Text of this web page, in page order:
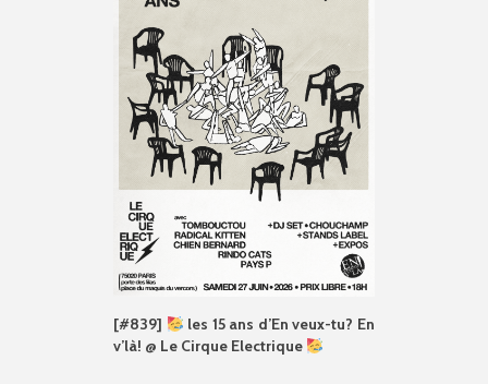
[#839]
les 15 ans d’En veux-tu? En
v’là! @ Le Cirque Electrique